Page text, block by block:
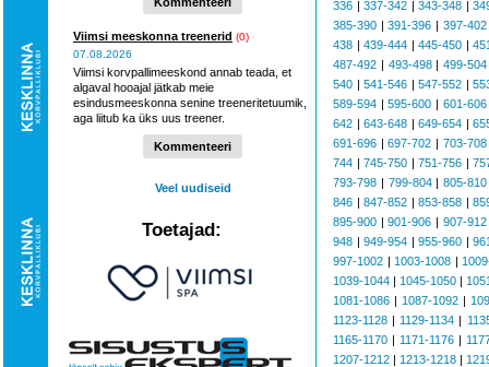
Viimsi meeskonna treenerid (0)
07.08.2026
Viimsi korvpallimeeskond annab teada, et
algaval hooajal jätkab meie
esindusmeeskonna senine treeneritetuumik,
aga liitub ka üks uus treener.
Kommenteeri
Veel uudiseid
Toetajad:
336 |337-342 |343-348 |
385-390 |391-396 | 397-402
438 |439-444 |445-450 |
487-492 | 493-498| 499-504
540 |541-546 |547-552 |
589-594 |595-600 | 601-606
642 |643-648 |649-654 |
691-696 |697-702 | 703-708
744 |745-750 |751-756 |
793-798 | 799-804| 805-810
846 |847-852 |853-858 |
895-900 |901-906 | 907-912
948 |949-954 |955-960 |
997-1002 | 1003-1008 |
1039-1044 | 1045-1050 |
1081-1086 | 1087-1092 |
1123-1128 | 1129-1134 |
1165-1170 | 1171-1176|
1207-1212 | 1213-1218 |